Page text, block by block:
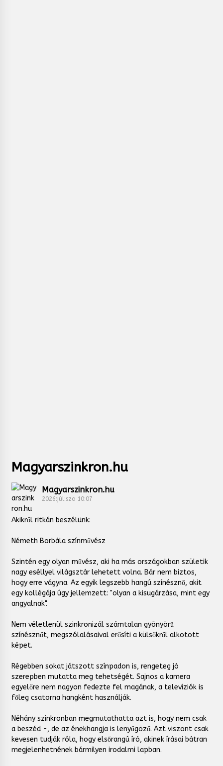
Magyarszinkron.hu
Magyarszinkron.hu
2026:júl:szo 10:07
Akikről ritkán beszélünk:
Németh Borbála színművész
Szintén egy olyan művész, aki ha más országokban születik
nagy eséllyel világsztár lehetett volna. Bár nem biztos,
hogy erre vágyna. Az egyik legszebb hangú színésznő, akit
egy kollégája úgy jellemzett: "olyan a kisugárzása, mint egy
angyalnak".
Nem véletlenül szinkronizál számtalan gyönyörű
színésznőt, megszólalásaival erősíti a külsőkről alkotott
képet.
Régebben sokat játszott színpadon is, rengeteg jó
szerepben mutatta meg tehetségét. Sajnos a kamera
egyelőre nem nagyon fedezte fel magának, a televíziók is
főleg csatorna hangként használják.
Néhány szinkronban megmutathatta azt is, hogy nem csak
a beszéd -, de az énekhangja is lenyűgöző. Azt viszont csak
kevesen tudják róla, hogy elsőrangú író, akinek írásai bátran
megjelenhetnének bármilyen irodalmi lapban.